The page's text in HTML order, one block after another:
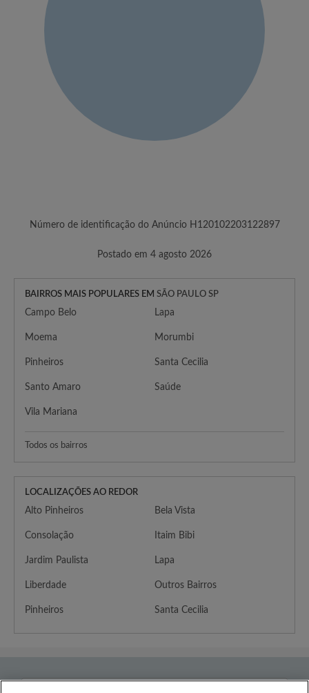
Número de identificação do Anúncio H120102203122897
Postado em 4 agosto 2026
BAIRROS MAIS POPULARES EM SÃO PAULO SP
Campo Belo Lapa
Moema Morumbi
Pinheiros Santa Cecilia
Santo Amaro Saúde
Vila Mariana
Todos os bairros
LOCALIZAÇÕES AO REDOR
Alto Pinheiros Bela Vista
Consolação Itaim Bibi
Jardim Paulista Lapa
Liberdade Outros Bairros
Pinheiros Santa Cecilia